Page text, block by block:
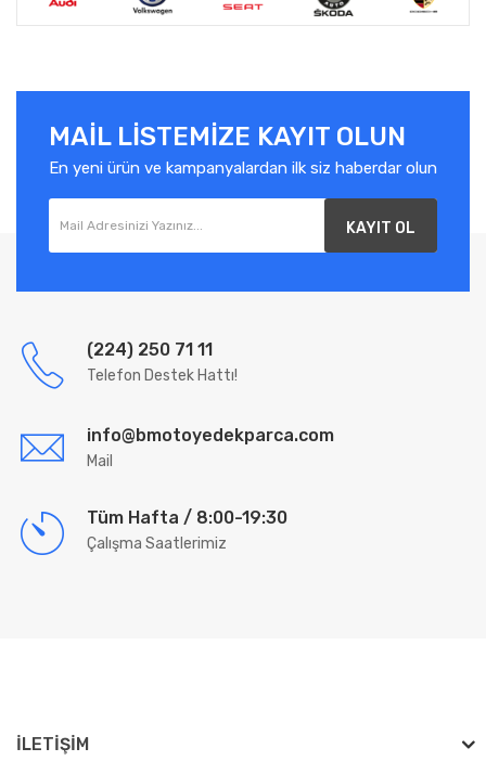
MAIL LISTEMIZE KAYIT OLUN
En yeni ürün ve kampanyalardan ilk siz haberdar olun
KAYIT OL
(224) 250 71 11
Telefon Destek Hattı!
info@bmotoyedekparca.com
Mail
Tüm Hafta / 8:00-19:30
Çalışma Saatlerimiz
İLETIŞIM